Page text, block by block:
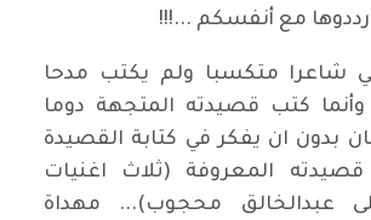
مع أنفسكم ...!!!
شاعرا متكسبا ولم يكتب مدحا
وأنما كتب قصيدته المتجهة دوما
بدون ان يفكر في كتابة القصيدة
قصيدته المعروفة (ثلاث اغنيات
عبدالخالق محجوب)... مهداة